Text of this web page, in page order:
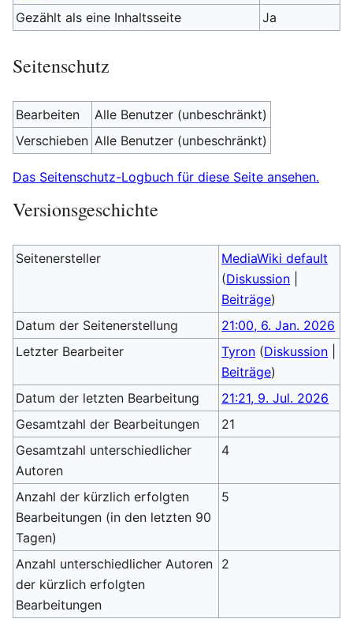
Gezählt als eine Inhaltsseite Ja
Seitenschutz
Bearbeiten
Alle Benutzer (unbeschränkt)
Verschieben Alle Benutzer (unbeschränkt)
Das Seitenschutz-Logbuch für diese Seite ansehen.
Versionsgeschichte
Seitenersteller
MediaWiki default
(Diskussion
Beiträge)
Datum der Seitenerstellung
21:00, 6. Jan. 2026
Letzter Bearbeiter
Tyron (Diskussion
Beiträge)
Datum der letzten Bearbeitung
21:21, 9. Jul. 2026
Gesamtzahl der Bearbeitungen
21
Gesamtzahl unterschiedlicher
Autoren
4
Anzahl der kürzlich erfolgten
Bearbeitungen (in den letzten 90
Tagen)
5
Anzahl unterschiedlicher Autoren
der kürzlich erfolgten
Bearbeitungen
2